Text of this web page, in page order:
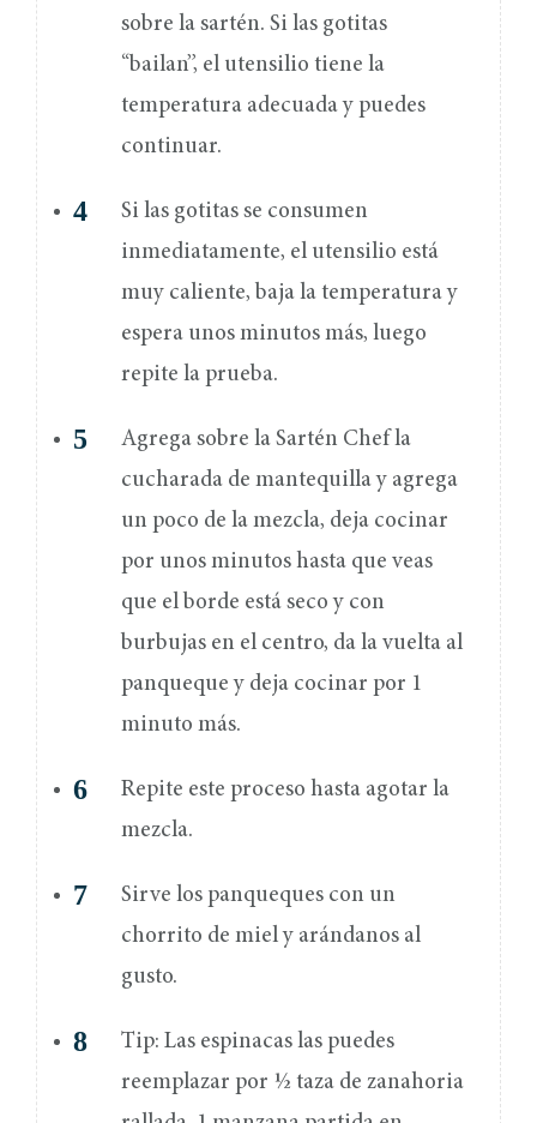
sobre la sartén. Si las gotitas
“bailan”, el utensilio tiene la
temperatura adecuada y puedes
continuar.
Si las gotitas se consumen
inmediatamente, el utensilio está
muy caliente, baja la temperatura y
espera unos minutos más, luego
repite la prueba.
Agrega sobre la Sartén Chef la
cucharada de mantequilla y agrega
un poco de la mezcla, deja cocinar
por unos minutos hasta que veas
que el borde está seco y con
burbujas en el centro, da la vuelta al
panqueque y deja cocinar por 1
minuto más.
Repite este proceso hasta agotar la
mezcla.
Sirve los panqueques con un
chorrito de miel y arándanos al
gusto.
Tip: Las espinacas las puedes
reemplazar por ½ taza de zanahoria